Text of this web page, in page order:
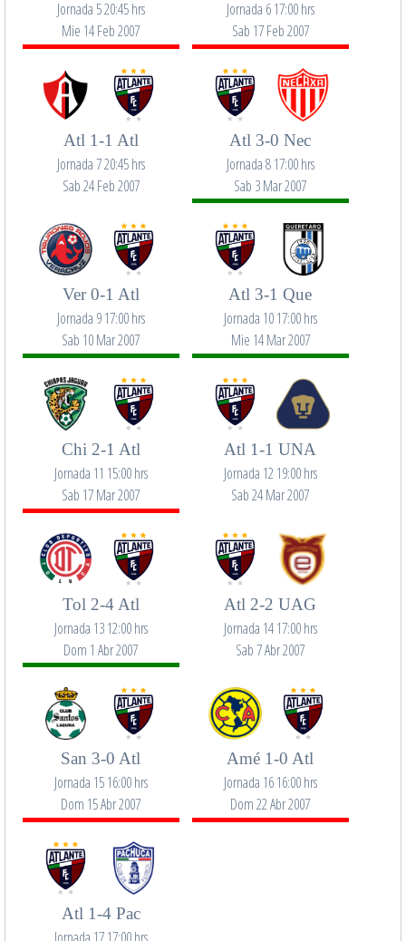
Jornada 5 20:45 hrs
Mie 14 Feb 2007
Jornada 6 17:00 hrs
Sab 17 Feb 2007
Atl 1-1 Atl
Jornada 7 20:45 hrs
Sab 24 Feb 2007
Atl 3-0 Nec
Jornada 8 17:00 hrs
Sab 3 Mar 2007
Ver 0-1 Atl
Jornada 9 17:00 hrs
Sab 10 Mar 2007
Atl 3-1 Que
Jornada 10 17:00 hrs
Mie 14 Mar 2007
Chi 2-1 Atl
Jornada 11 15:00 hrs
Sab 17 Mar 2007
Atl 1-1 UNA
Jornada 12 19:00 hrs
Sab 24 Mar 2007
Tol 2-4 Atl
Jornada 13 12:00 hrs
Dom 1 Abr 2007
Atl 2-2 UAG
Jornada 14 17:00 hrs
Sab 7 Abr 2007
San 3-0 Atl
Jornada 15 16:00 hrs
Dom 15 Abr 2007
Amé 1-0 Atl
Jornada 16 16:00 hrs
Dom 22 Abr 2007
Atl 1-4 Pac